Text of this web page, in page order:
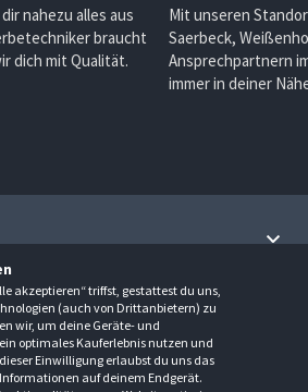
akzeptieren“ triffst, gestattest du uns,
(auch von Drittanbietern) zu
wir, um deine Geräte- und
optimales Kauferlebnis nutzen und
Einwilligung erlaubst du uns das
auf deinem Endgerät.
nahezu alles aus
braucht
dich mit Qualität.
Mit unseren
Saerbeck,
Ansprechpartnern
immer in deiner